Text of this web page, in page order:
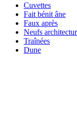
Cuvettes
Fait bénit âne
Faux après
Neufs
Traînées
Dune